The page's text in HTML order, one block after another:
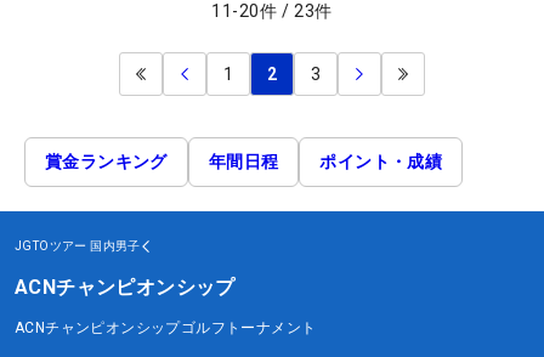
11 -20件 / 23件
1 2 3
賞金ランキング 年間日程 ポイント・成績
JGTOツアー 国内男子
ACNチャンピオンシップ
ACNチャンピオンシップゴルフトーナメント